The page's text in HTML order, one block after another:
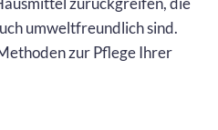
umweltfreundlich sind.
zur Pflege Ihrer